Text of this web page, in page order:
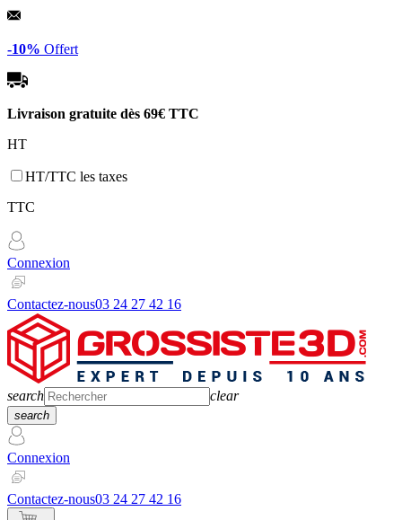
Panneau de gestion des cookies
-10% Offert
Livraison gratuite dès 69€ TTC
HT
HT/TTC les taxes
TTC
Connexion
Contactez-nous03 24 27 42 16
search clear
search
Connexion
Contactez-nous03 24 27 42 16